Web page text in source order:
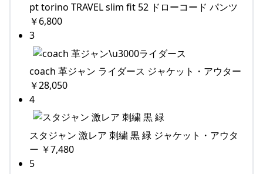
pt torino TRAVEL slim fit 52 ドローコード パンツ
￥6,800
3
coach 革ジャン ライダース ジャケット・アウター
￥28,050
4
スタジャン 激レア 刺繍 黒 緑 ジャケット・アウタ
ー ￥7,480
5